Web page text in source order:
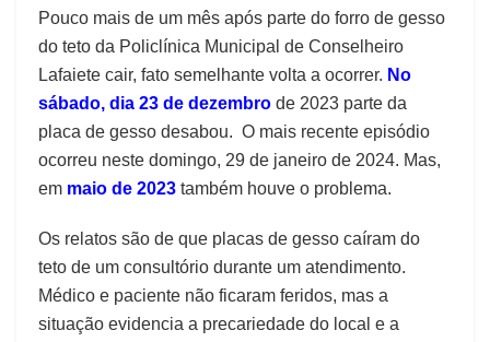
Pouco mais de um mês após parte do forro de gesso
do teto da Policlínica Municipal de Conselheiro
Lafaiete cair, fato semelhante volta a ocorrer. No
sábado, dia 23 de dezembro de 2023 parte da
placa de gesso desabou. O mais recente episódio
ocorreu neste domingo, 29 de janeiro de 2024. Mas,
em maio de 2023 também houve o problema.
Os relatos são de que placas de gesso caíram do
teto de um consultório durante um atendimento.
Médico e paciente não ficaram feridos, mas a
situação evidencia a precariedade do local e a